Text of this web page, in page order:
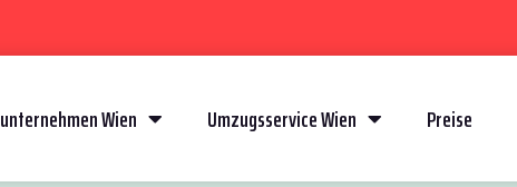
Wien Umzugsservice Wien Preise